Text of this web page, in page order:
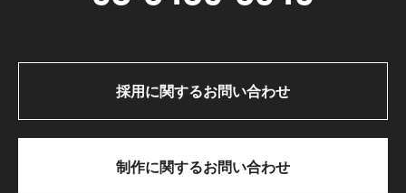
採用に関するお問い合わせ
制作に関するお問い合わせ